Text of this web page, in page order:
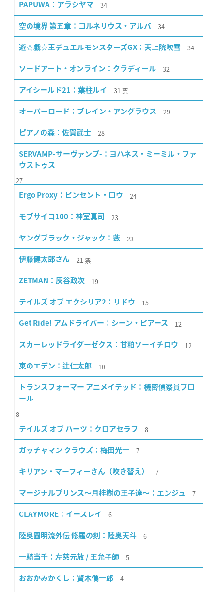
PAPUWA：アラシヤマ 34
空の境界 第五章：コルネリウス・アルバ 34
遊☆戯☆王デュエルモンスターズGX：天上院吹雪 34
ソードアート・オンライン：クラディール 32
アイシールド21：葉柱ルイ 31 票
オーバーロード：ブレイン・アングラウス 29
ピアノの森：佐賀武士 28
SERVAMP-サーヴァンプ-：ヨハネス・ミーミル・ファ
ウストゥス
27
Ergo Proxy：ビンセント・ロウ 24
モブサイコ100：神室真司 23
ヤングブラック・ジャック：藪 23
伊藤健太郎さん 21 票
ZETMAN：灰谷政次 19
テイルズ オブ エクシリア2：リドウ 15
Get Ride! アムドライバー：シーン・ピアース 12
スカーレッドライダーゼクス：甘粕ソーイチロウ 12
東のエデン：辻仁太郎 10
トランスフォーマー アニメイテッド：機密偵察員プロ
ール
8
テイルズ オブ ハーツ：クロアセラフ 8
ガッチャマン クラウズ：梅田光一 7
キリアン・マーフィーさん（吹き替え） 7
マージナルプリンス〜月桂樹の王子達〜：エンジュ 7
CLAYMORE：イースレイ 6
陸奥圓明流外伝 修羅の刻：陸奥天斗 6
一騎当千：左慈元放 / 王允子師 5
おおかみかくし：賢木儁一郎 4